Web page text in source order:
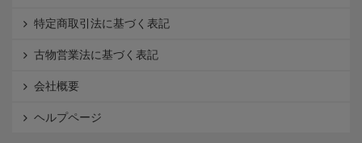
特定商取引法に基づく表記
古物営業法に基づく表記
会社概要
ヘルプページ